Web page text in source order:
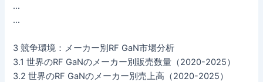
…
…
3 競争環境：メーカー別RF GaN市場分析
3.1 世界のRF GaNのメーカー別販売数量（2020-2025）
3.2 世界のRF GaNのメーカー別売上高（2020-2025）